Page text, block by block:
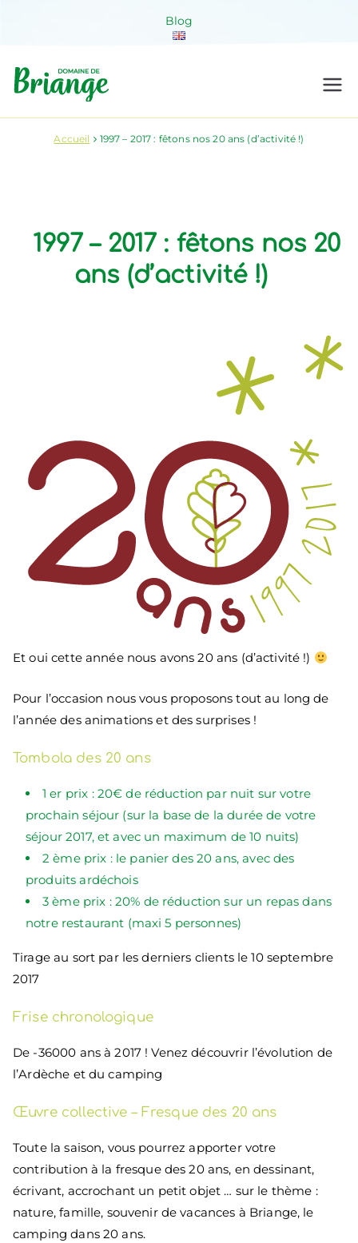
Blog
Briange
Accueil 1997 – 2017 : fêtons nos 20 ans (d’activité !)
1997 – 2017 : fêtons nos 20
ans (d’activité !)
Et oui cette année nous avons 20 ans (d’activité !)
Pour l’occasion nous vous proposons tout au long de
l’année des animations et des surprises !
Tombola des 20 ans
1 er prix : 20€ de réduction par nuit sur votre
prochain séjour (sur la base de la durée de votre
séjour 2017, et avec un maximum de 10 nuits)
2 ème prix : le panier des 20 ans, avec des
produits ardéchois
3 ème prix : 20% de réduction sur un repas dans
notre restaurant (maxi 5 personnes)
Tirage au sort par les derniers clients le 10 septembre
2017
Frise chronologique
De -36000 ans à 2017 ! Venez découvrir l’évolution de
l’Ardèche et du camping
Œuvre collective – Fresque des 20 ans
Toute la saison, vous pourrez apporter votre
contribution à la fresque des 20 ans, en dessinant,
écrivant, accrochant un petit objet … sur le thème :
nature, famille, souvenir de vacances à Briange, le
camping dans 20 ans.